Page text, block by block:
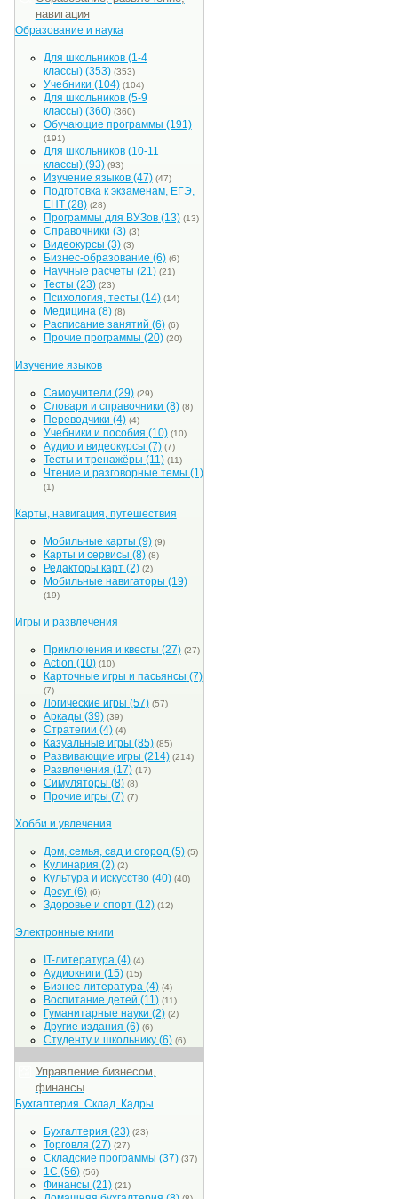
навигация
Образование и наука
Для школьников (1-4
классы)(353) (353)
Учебники (104) (104)
Для школьников (5-9
классы)(360) (360)
Обучающие программы (191)
(191)
Для школьников (10-11
классы)(93) (93)
Изучение языков(47) (47)
Подготовка к экзаменам, ЕГЭ,
ЕНТ(28) (28)
Программы для ВУЗов(13) (13)
Справочники (3) (3)
Видеокурсы (3) (3)
Бизнес-образование (6) (6)
Научные расчеты (21) (21)
Тесты (23) (23)
Психология, тесты (14) (14)
Медицина(8) (8)
Расписание занятий (6) (6)
Прочие программы (20) (20)
Изучение языков
Самоучители (29) (29)
Словари и справочники (8) (8)
Переводчики (4) (4)
Учебники и пособия (10) (10)
Аудио и видеокурсы (7) (7)
Тесты и тренажёры (11) (11)
Чтение и разговорные темы (1)
(1)
Карты, навигация, путешествия
Мобильные карты (9) (9)
Карты и сервисы (8) (8)
Редакторы карт(2) (2)
Мобильные навигаторы (19)
(19)
Игры и развлечения
Приключения и квесты (27) (27)
Action (10) (10)
Карточные игры и пасьянсы (7)
(7)
Логические игры (57) (57)
Аркады (39) (39)
Стратегии (4) (4)
Казуальные игры (85) (85)
Развивающие игры (214) (214)
Развлечения (17) (17)
Симуляторы (8) (8)
Прочие игры (7) (7)
Хобби и увлечения
Дом, семья, сад и огород(5) (5)
Кулинария (2) (2)
Культура и искусство(40) (40)
Досуг(6) (6)
Здоровье и спорт(12) (12)
Электронные книги
IT-литература(4) (4)
Аудиокниги (15) (15)
Бизнес-литература(4) (4)
Воспитание детей (11) (11)
Гуманитарные науки (2) (2)
Другие издания (6) (6)
Студенту и школьнику(6) (6)
Управление бизнесом,
финансы
Бухгалтерия. Склад. Кадры
Бухгалтерия (23) (23)
Торговля (27) (27)
Складские программы (37) (37)
1С (56) (56)
Финансы (21) (21)